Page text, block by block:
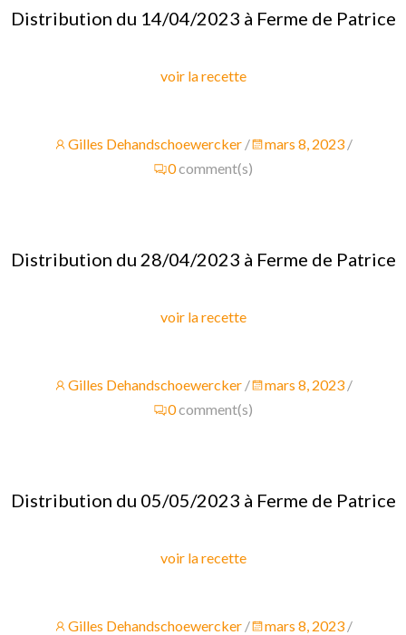
Distribution du 14/04/2023 à Ferme de Patrice
voir la recette
Gilles Dehandschoewercker / mars 8, 2023 /
0comment(s)
Distribution du 28/04/2023 à Ferme de Patrice
voir la recette
Gilles Dehandschoewercker / mars 8, 2023 /
0comment(s)
Distribution du 05/05/2023 à Ferme de Patrice
voir la recette
Gilles Dehandschoewercker / mars 8, 2023 /